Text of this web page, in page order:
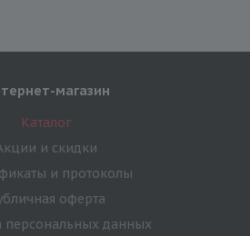
магазин
Каталог
и скидки
и протоколы
оферта
персональных данных